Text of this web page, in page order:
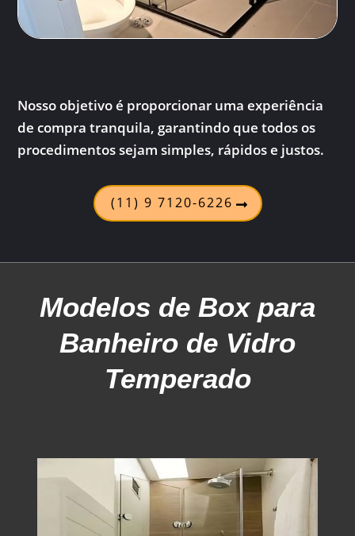
Nosso objetivo é proporcionar uma experiência
de compra tranquila, garantindo que todos os
procedimentos sejam simples, rápidos e justos.
(11) 9 7120-6226
Modelos de Box para
Banheiro de Vidro
Temperado